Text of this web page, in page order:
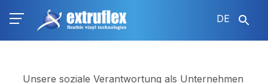
zum
DE
Unsere soziale Verantwortung als Unternehmen